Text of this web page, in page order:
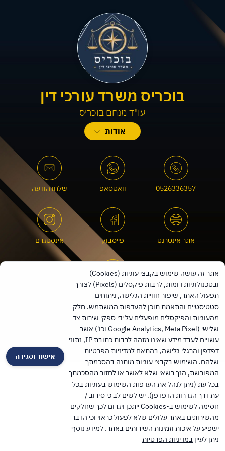
בוכריס משרד עורכי דין
עו"ד מנחם בוכריס
בוכריס משרד עורכי דין, נוסד ומנוהל על ידי עו"ד מנחם בוכריס, העוסק
במתן ייעוץ משפטי כולל ומקצועי, בדגש מיוחד על תחום המקרקעין
עו"ד בוכריס מביא ניסיון מעשי עשיר, כולל עבודה קודמת בלשכת רישום
המקרקעין בנצרת.
אודות
0526336357 וואטסאפ שלחו הודעה
אתר אינטרנט פייסבוק אינסטגרם
הוספה לאנשי קשר
שיתוף לאתר מחוז חיפה
אישור וסגירה
אתר זה עושה שימוש בקבצי עוגיות (Cookies)
ובטכנולוגיות דומות, לרבות פיקסלים (Pixels) לצורך
תפעול האתר, שיפור חוויית הגלישה, ניתוחים
סטטיסטיים והתאמת תוכן להעדפות המשתמש. חלק
מהעוגיות והפיקסלים מופעלים על ידי ספקי שירות צד
שלישי (Google Analytics, Meta Pixel וכו') אשר
עשויים לעבד מידע שאינו מזהה לרבות כתובת IP, נתוני
דפדפן והרגלי גלישה, בהתאם למדיניות הפרטיות
שלהם. השימוש בקבצי עוגיות מותנה בהסכמתך
המפורשת, הנך רשאי שלא לאשר או לחזור מהסכמתך
בכל עת (ניתן לנהל את העדפות השימוש בעוגיות בכל
עת דרך הגדרות הדפדפן). יש לשים לב כי סירוב /
חסימה לשימוש ב-Cookies ייתכן ויגרום לכך שחלקים
מהשירותים באתר עלולים שלא לפעול כראוי וכי הדבר
ישפיע על איכות וזמינות השירותים באתר. למידע נוסף
ניתן לעיין במדיניות הפרטיות
TalPress עיצוב ופיתוח אתרים בוורדפרס